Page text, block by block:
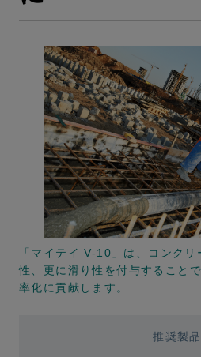
「マイテイ V-10」は、コンク
性、更に滑り性を付与すること
率化に貢献します。
推奨製品